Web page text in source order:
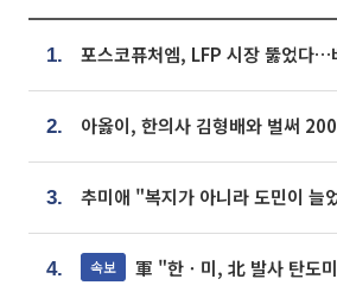
1.
2.
3.
4. 속보 軍 "한ㆍ미, 北 발사 탄도미사일